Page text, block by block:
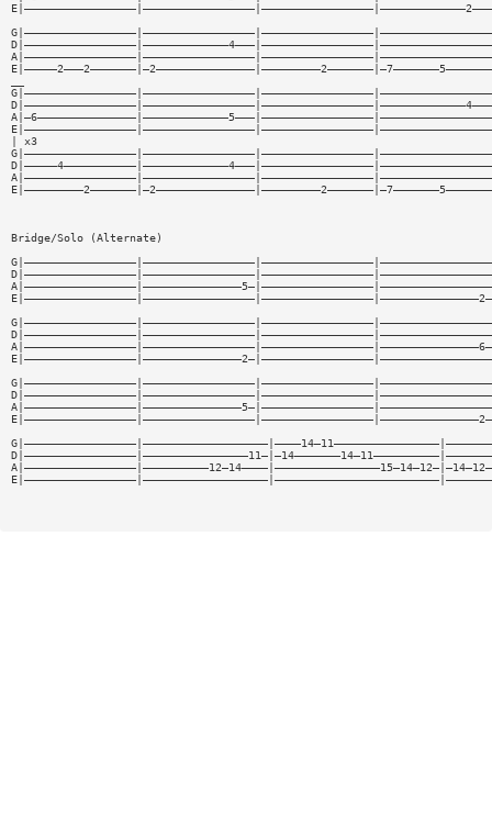
| x3
Bridge/Solo (Alternate)